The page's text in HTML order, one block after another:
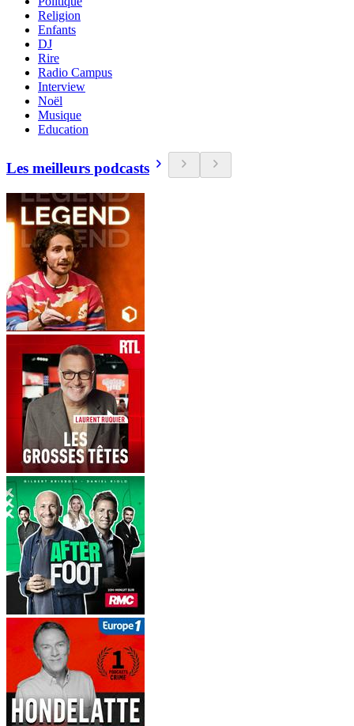
Religion
Enfants
DJ
Rire
Radio Campus
Interview
Noël
Musique
Education
Les meilleurs podcasts